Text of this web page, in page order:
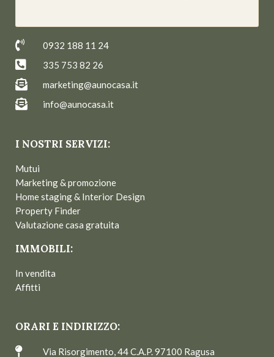
0932 188 11 24
335 753 82 26
marketing@aunocasa.it
info@aunocasa.it
I NOSTRI SERVIZI:
Mutui
Marketing & promozione
Home staging & Interior Design
Property Finder
Valutazione casa gratuita
IMMOBILI:
In vendita
Affitti
ORARI E INDIRIZZO:
Via Risorgimento, 44 C.A.P. 97100 Ragusa